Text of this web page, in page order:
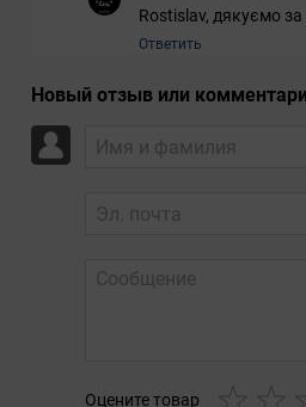
Rostislav, дякуємо за
Ответить
Новый отзыв или
Оцените товар